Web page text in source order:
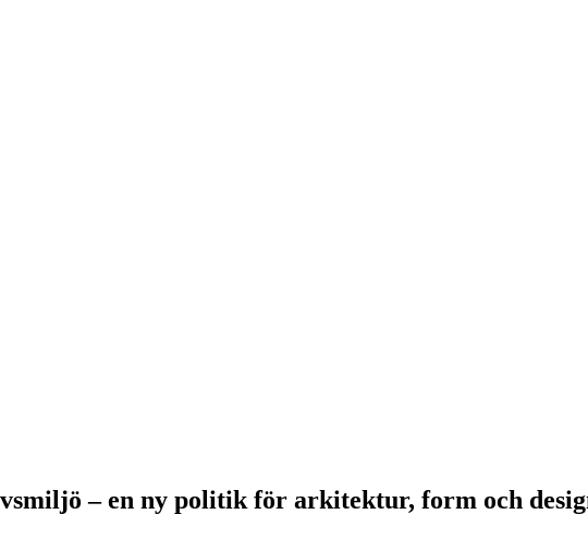
– en ny politik för arkitektur, form och